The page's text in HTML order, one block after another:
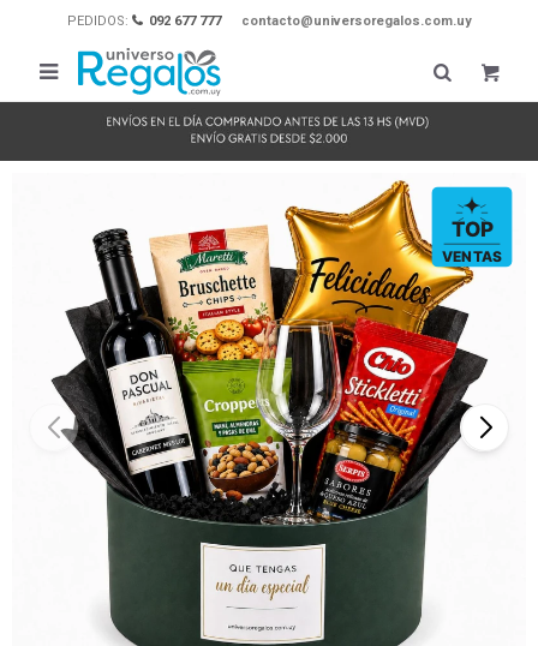
PEDIDOS: 092 677 777 contacto@universoregalos.com.uy
